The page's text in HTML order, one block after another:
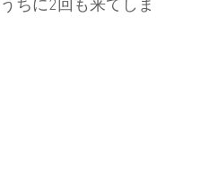
ちに2回も来てしま